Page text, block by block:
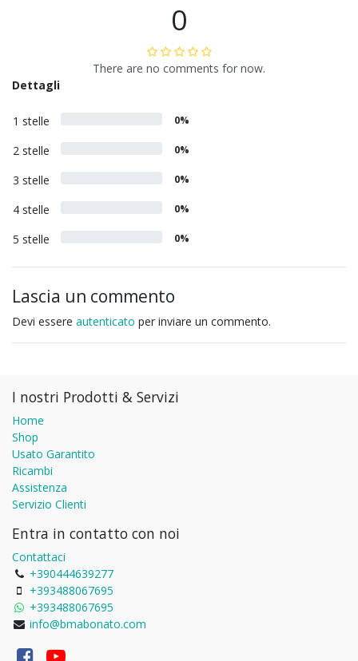
0
There are no comments for now.
Dettagli
1 stelle 0%
2 stelle 0%
3 stelle 0%
4 stelle 0%
5 stelle 0%
Lascia un commento
Devi essere autenticato per inviare un commento.
I nostri Prodotti & Servizi
Home
Shop
Usato Garantito
Ricambi
Assistenza
Servizio Clienti
Entra in contatto con noi
Contattaci
+390444639277
+393488067695
+393488067695
info@bmabonato.com